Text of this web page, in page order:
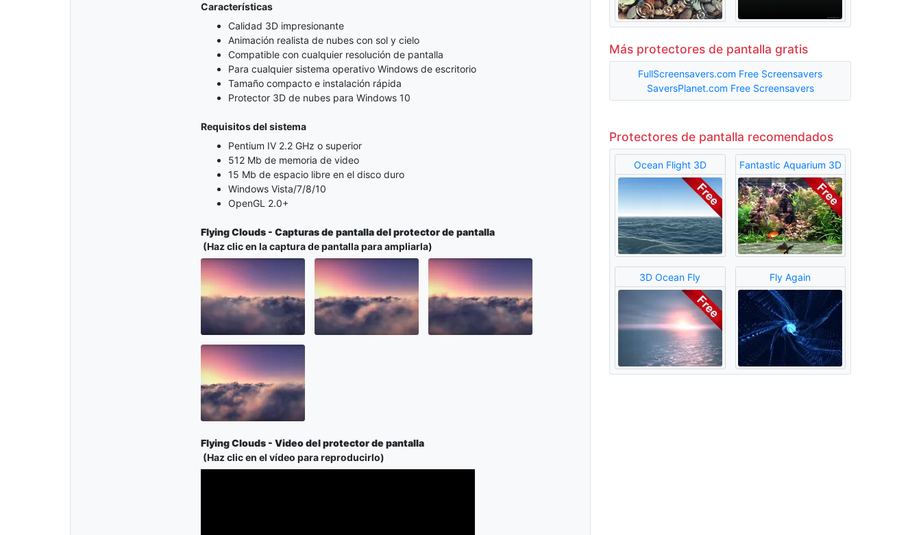
Características
Calidad 3D impresionante
Animación realista de nubes con sol y cielo
Compatible con cualquier resolución de pantalla
Para cualquier sistema operativo Windows de escritorio
Tamaño compacto e instalación rápida
Protector 3D de nubes para Windows 10
Requisitos del sistema
Pentium IV 2.2 GHz o superior
512 Mb de memoria de video
15 Mb de espacio libre en el disco duro
Windows Vista/7/8/10
OpenGL 2.0+
Flying Clouds - Capturas de pantalla del protector de pantalla
(Haz clic en la captura de pantalla para ampliarla)
Flying Clouds - Video del protector de pantalla
(Haz clic en el vídeo para reproducirlo)
Más protectores de pantalla gratis
FullScreensavers.com Free Screensavers
SaversPlanet.com Free Screensavers
Protectores de pantalla recomendados
Ocean Flight 3D Fantastic Aquarium 3D
3D Ocean Fly Fly Again